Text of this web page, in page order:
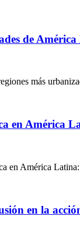
de
más
en América
en América
en la